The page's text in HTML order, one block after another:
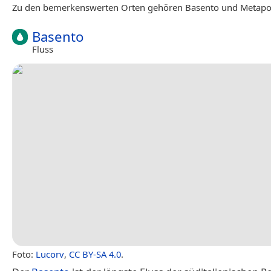
Zu den bemerkenswerten Orten gehören Basento und
Basento
Fluss
Foto: Lucorv, CC BY-SA 4.0.